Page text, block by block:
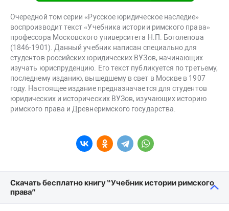
Очередной том серии «Русское юридическое наследие»
воспроизводит текст «Учебника истории римского права»
профессора Московского университета Н.П. Боголепова
(1846-1901). Данный учебник написан специально для
студентов российских юридических ВУЗов, начинающих
изучать юриспруденцию. Его текст публикуется по третьему,
последнему изданию, вышедшему в свет в Москве в 1907
году. Настоящее издание предназначается для студентов
юридических и исторических ВУЗов, изучающих историю
римского права и Древнеримского государства.
Скачать бесплатно книгу “Учебник истории римского
права”